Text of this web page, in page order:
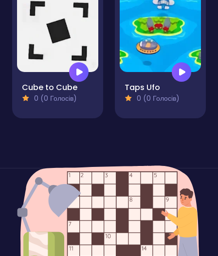
Cube to Cube
0 (0 Голосів)
Taps Ufo
0 (0 Голосів)